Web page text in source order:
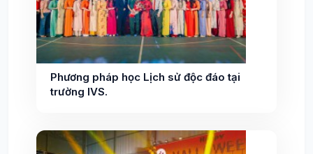
Phương pháp học Lịch sử độc đáo tại
trường IVS.